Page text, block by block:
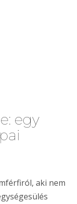
egy
aki nem